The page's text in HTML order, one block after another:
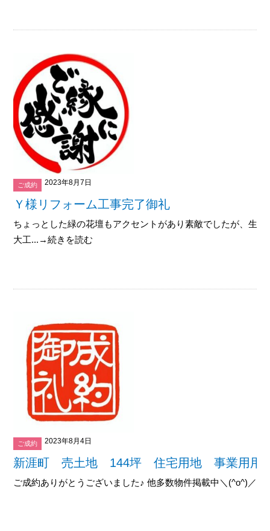
ご成約 2023年8月7日
Ｙ様リフォーム工事完了御礼
ちょっとした緑の花壇もアクセントがあり素敵でしたが、生
大工...→続きを読む
ご成約 2023年8月4日
新涯町 売土地 144坪 住宅用地 事業用用
ご成約ありがとうございました♪ 他多数物件掲載中＼(^o^)／